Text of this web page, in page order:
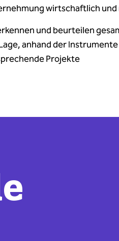
wirtschaftlich und
und beurteilen
anhand der
Projekte